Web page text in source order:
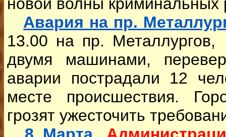
Авария на пр.
13.00 на пр. Металлургов,
двумя машинами,
аварии пострадали 12
месте происшествия.
грозят ужесточить